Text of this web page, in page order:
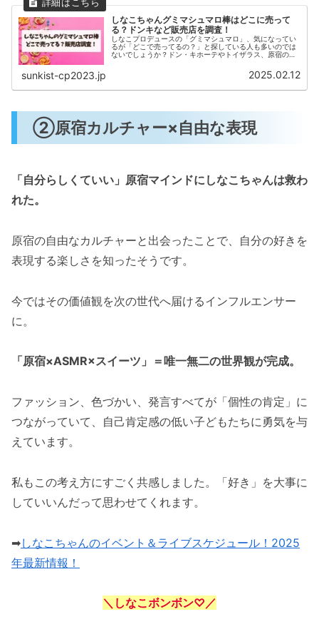
しなこちゃんグミマシュマロ棒はどこに売って
る？ドンキなど販売店を調査！
しなこプロデュースの「グミマシュマロ」、気になってい
るが「どこで売ってるの？」と探している人も多いのでは
ないでしょうか？ドン・キホーテやトイザラス、原宿の人
sunkist-cp2023.jp 2025.02.12
②原宿カルチャー×自由な表現
「自分らしくていい」原宿マインドにしなこちゃんは救わ
れた。
原宿の自由なカルチャーと出会ったことで、自分の好きを
表現する楽しさを知ったそうです。
今ではその価値観を次の世代へ届けるインフルエンサー
に。
「原宿×ASMR×スイーツ」＝唯一無二の世界観が完成。
ファッション、色づかい、発言すべてが「個性の肯定」に
つながっていて、自己肯定感の低い子どもたちに勇気を与
えています。
私もこの考え方にすごく共感しました。「好き」を大事に
していいんだって思わせてくれます。
➡しなこちゃんのイベント＆ライブスケジュール！2025
年最新情報！
＼しなこボンボン♡／